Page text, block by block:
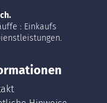
: Einkaufs